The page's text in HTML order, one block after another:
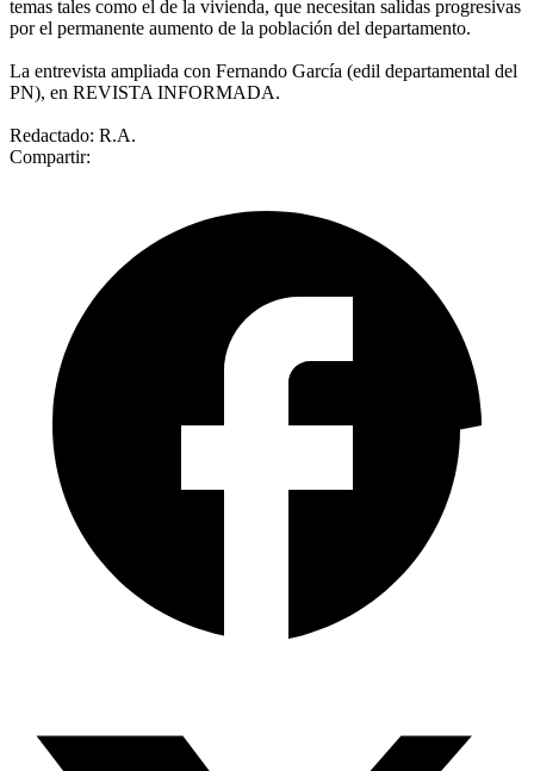
temas tales como el de la vivienda, que necesitan salidas progresivas
por el permanente aumento de la población del departamento.
La entrevista ampliada con Fernando García (edil departamental del
PN), en REVISTA INFORMADA.
Redactado: R.A.
Compartir: